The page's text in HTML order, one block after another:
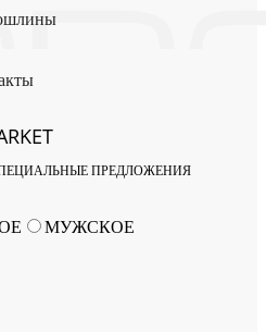
ПРЕДЛОЖЕНИЯ
МУЖСКОЕ